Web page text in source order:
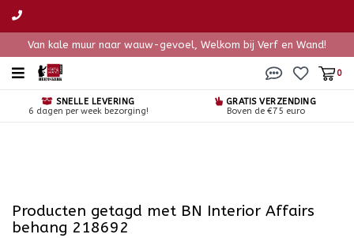
Van kale muur naar wauw-gevoel, Welkom bij Verf en Wand!
0
SNELLE LEVERING
6 dagen per week bezorging!
GRATIS VERZENDING
Boven de €75 euro
Producten getagd met BN Interior Affairs
behang 218692